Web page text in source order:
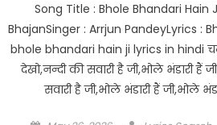
Song Title : Bhole Bhandari Hain
BhajanSinger : Arrjun PandeyLyrics :
bhole bhandari hain ji lyrics in hindi
देखो,नन्दी की सवारी है जी,भोले भंडारी हैं
सवारी है जी,भोले भंडारी हैं जी,भोले